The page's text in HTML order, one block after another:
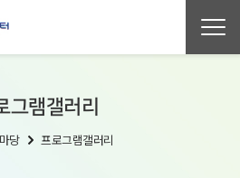
그램갤러리
당 프로그램갤러리